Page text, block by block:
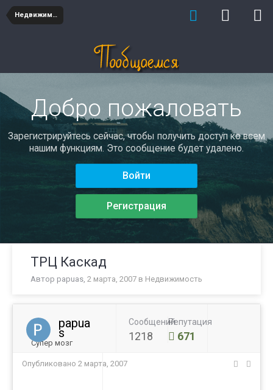
Недвижимость
Добро пожаловать
Зарегистрируйтесь сейчас, чтобы получить доступ ко всем
нашим функциям. Это сообщение будет удалено.
Войти
Регистрация
ТРЦ Каскад
Автор papuas, 2 марта, 2007 в Недвижимость
papua
s
Супер мозг
Сообщений
1218
Репутация
671
Опубликовано 2 марта, 2007